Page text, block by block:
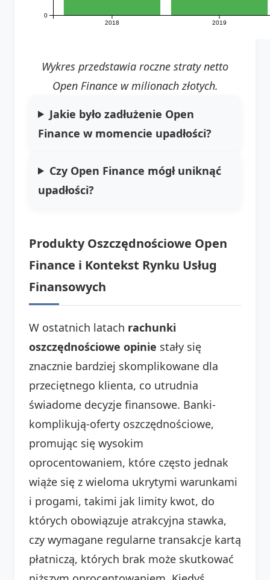
2018 2019
0
Wykres przedstawia roczne straty netto
Open Finance w milionach złotych.
Jakie było zadłużenie Open
Finance w momencie upadłości?
Czy Open Finance mógł uniknąć
upadłości?
Produkty Oszczędnościowe Open
Finance i Kontekst Rynku Usług
Finansowych
W ostatnich latach rachunki
oszczędnościowe opinie stały się
znacznie bardziej skomplikowane dla
przeciętnego klienta, co utrudnia
świadome decyzje finansowe. Banki-
komplikują-oferty oszczędnościowe,
promując się wysokim
oprocentowaniem, które często jednak
wiąże się z wieloma ukrytymi warunkami
i progami, takimi jak limity kwot, do
których obowiązuje atrakcyjna stawka,
czy wymagane regularne transakcje kartą
płatniczą, których brak może skutkować